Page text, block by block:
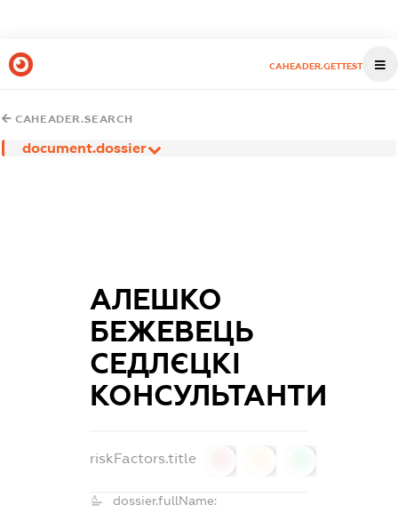
CAHEADER.GETTEST
CAHEADER.SEARCH
document.dossier
АЛЕШКО
БЕЖЕВЕЦЬ
СЕДЛЄЦКІ
КОНСУЛЬТАНТИ
riskFactors.title
dossier.fullName: